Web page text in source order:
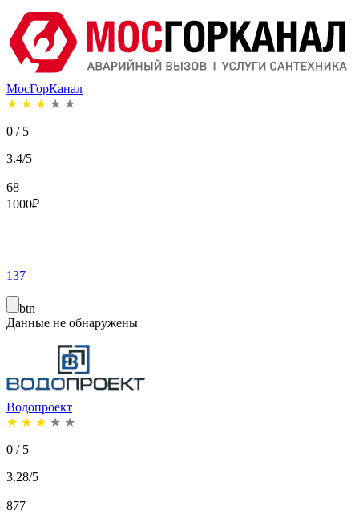
МосГорКанал
★ ★ ★ ★ ★
0 / 5
3.4/5
68
1000₽
137
btn
Данные не обнаружены
Водопроект
★ ★ ★ ★ ★
0 / 5
3.28/5
877